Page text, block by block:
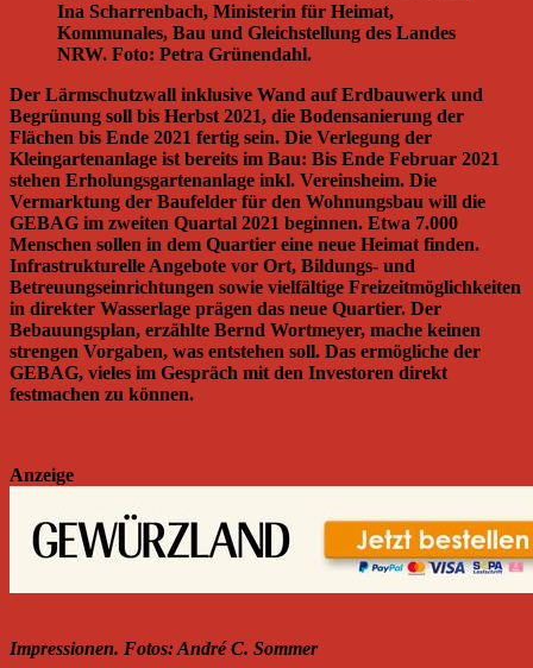
Ina Scharrenbach, Ministerin für Heimat,
Kommunales, Bau und Gleichstellung des Landes
NRW. Foto: Petra Grünendahl.
Der Lärmschutzwall inklusive Wand auf Erdbauwerk und
Begrünung soll bis Herbst 2021, die Bodensanierung der
Flächen bis Ende 2021 fertig sein. Die Verlegung der
Kleingartenanlage ist bereits im Bau: Bis Ende Februar 2021
stehen Erholungsgartenanlage inkl. Vereinsheim. Die
Vermarktung der Baufelder für den Wohnungsbau will die
GEBAG im zweiten Quartal 2021 beginnen. Etwa 7.000
Menschen sollen in dem Quartier eine neue Heimat finden.
Infrastrukturelle Angebote vor Ort, Bildungs- und
Betreuungseinrichtungen sowie vielfältige Freizeitmöglichkeiten
in direkter Wasserlage prägen das neue Quartier. Der
Bebauungsplan, erzählte Bernd Wortmeyer, mache keinen
strengen Vorgaben, was entstehen soll. Das ermögliche der
GEBAG, vieles im Gespräch mit den Investoren direkt
festmachen zu können.
Anzeige
Impressionen. Fotos: André C. Sommer